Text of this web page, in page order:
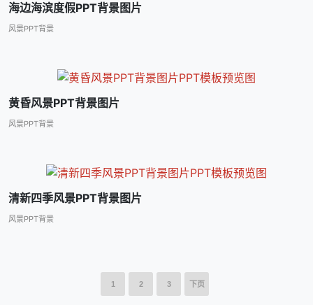
海边海滨度假PPT背景图片
风景PPT背景
黄昏风景PPT背景图片
风景PPT背景
清新四季风景PPT背景图片
风景PPT背景
1 2 3 下页